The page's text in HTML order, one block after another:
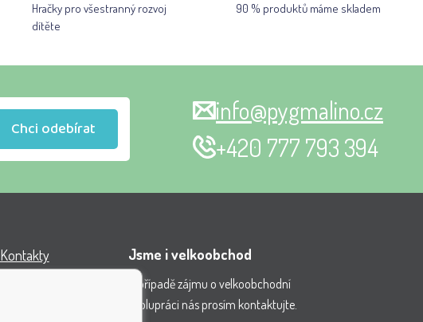
Hračky pro všestranný rozvoj
dítěte
90 % produktů máme skladem
Chci odebírat
info@pygmalino.cz
+420 777 793 394
Kontakty
Jsme i velkoobchod
V případě zájmu o velkoobchodní
spolupráci nás prosím kontaktujte.